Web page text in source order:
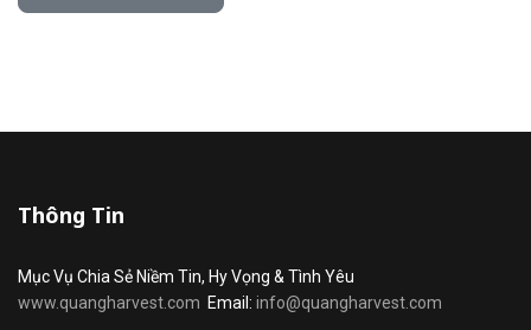
Thông Tin
Mục Vụ Chia Sẻ Niềm Tin, Hy Vọng & Tình Yêu
www.quangharvest.com Email: info@quangharvest.com